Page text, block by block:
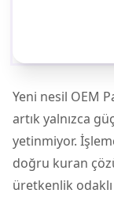
Yeni nesil OEM
artık yalnızca
yetinmiyor.
doğru kuran
üretkenlik